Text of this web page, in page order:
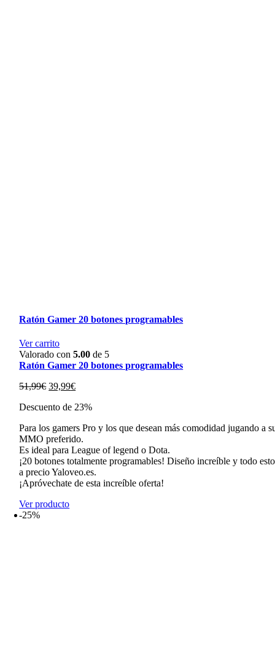
Ratón Gamer 20 botones programables
Ver carrito
Valorado con5.00 de 5
Ratón Gamer 20 botones programables
51,99€ El
original
51,99€.
39,99€El
actual
39,99€.
Descuento de 23%
Para los gamers Pro y los que desean más comodidad jugando a
MMO preferido.
Es ideal para League of legend o Dota.
¡20 botones totalmente programables! Diseño increíble y todo esto
a precio Yaloveo.es.
¡Apróvechate de esta increíble oferta!
Ver producto
-25%